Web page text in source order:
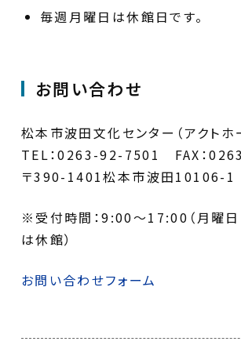
毎週月曜日は休館日です。
お問い合わせ
松本市波田文化センター（アクトホ
TEL：0263-92-7501 FAX：
〒390-1401松本市波田10106-1
※受付時間：9:00〜17:00（月曜日
は休館）
お問い合わせフォーム